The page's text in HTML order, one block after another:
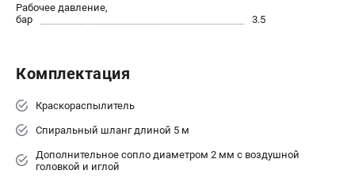
Как правильно выбрать генератор?
СВАРОЧНЫЕ АППАРАТЫ
Аппараты контактной сварки
Сварочные материалы
Рабочее давление,
бар
3.5
Комплектация
Краскораспылитель
Спиральный шланг длиной 5 м
Дополнительное сопло диаметром 2 мм с воздушной
головкой и иглой